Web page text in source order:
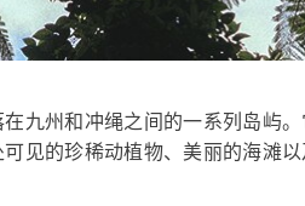
九州和冲绳之间的一系列岛屿
见的珍稀动植物、美丽的海滩